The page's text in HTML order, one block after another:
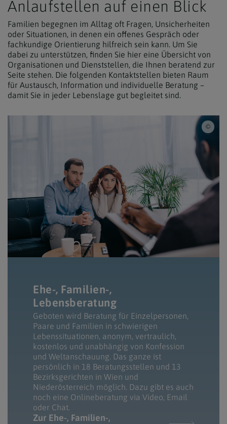
Anlaufstellen auf einen Blick
Familien begegnen im Alltag oft Fragen, Unsicherheiten
oder Situationen, in denen ein offenes Gespräch oder
fachkundige Orientierung hilfreich sein kann. Um Sie
dabei zu unterstützen, finden Sie hier eine Übersicht von
Organisationen und Dienststellen, die Ihnen beratend zur
Seite stehen. Die folgenden Kontaktstellen bieten Raum
für Austausch, Information und individuelle Beratung –
damit Sie in jeder Lebenslage gut begleitet sind.
Ehe-, Familien-,
Lebensberatung
Geboten wird Beratung für Einzelpersonen,
Paare und Familien in schwierigen
Lebenssituationen, anonym, vertraulich,
kostenlos und unabhängig von Konfession
und Weltanschauung. Das ganze ist
persönlich in 18 Beratungsstellen und 13
Bezirksgerichten in Wien und
Niederösterreich möglich. Dazu gibt es auch
noch eine Onlineberatung via Video, Email
oder Chat.
Zur Ehe-, Familien-,